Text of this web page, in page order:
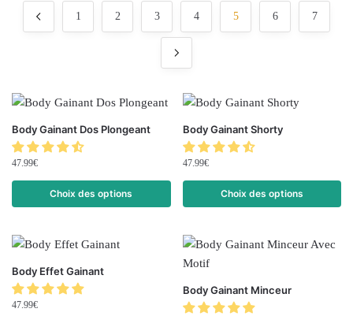
1 2 3 4 5 6 7
Body Gainant Dos Plongeant
47.99€
Choix des options
Body Gainant Shorty
47.99€
Choix des options
Body Effet Gainant
47.99€
Body Gainant Minceur